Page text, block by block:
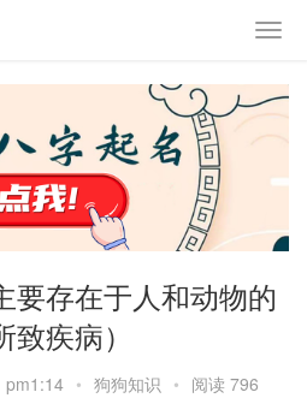
要存在于人和动物的
致疾病）
pm1:14 • 狗狗知识 • 阅读 796